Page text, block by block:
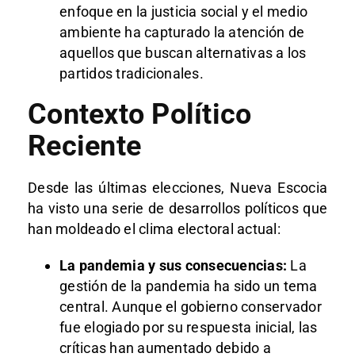
enfoque en la justicia social y el medio
ambiente ha capturado la atención de
aquellos que buscan alternativas a los
partidos tradicionales.
Contexto Político
Reciente
Desde las últimas elecciones, Nueva Escocia
ha visto una serie de desarrollos políticos que
han moldeado el clima electoral actual:
La pandemia y sus consecuencias: La
gestión de la pandemia ha sido un tema
central. Aunque el gobierno conservador
fue elogiado por su respuesta inicial, las
críticas han aumentado debido a